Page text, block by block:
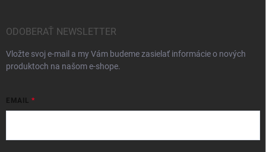
ODOBERAŤ NEWSLETTER
Vložte svoj e-mail a my Vám budeme zasielať informácie o nových
produktoch na našom e-shope.
EMAIL